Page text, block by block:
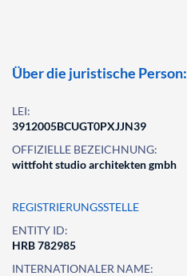
Über die juristische Person:
LEI:
3912005BCUGT0PXJJN39
OFFIZIELLE BEZEICHNUNG:
wittfoht studio architekten gmbh
REGISTRIERUNGSSTELLE
ENTITY ID:
HRB 782985
INTERNATIONALER NAME: